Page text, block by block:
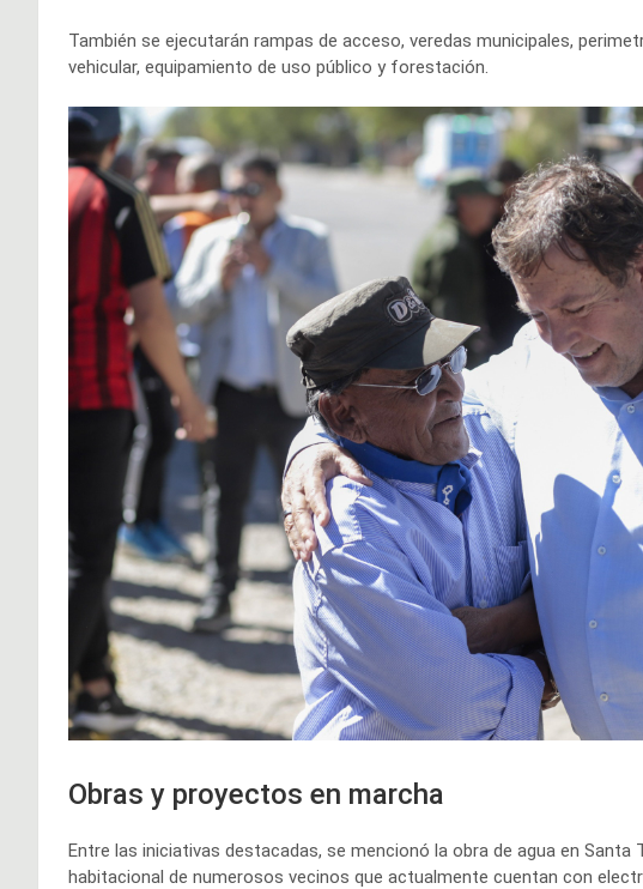
También se ejecutarán rampas de acceso, veredas municipales,
vehicular, equipamiento de uso público y forestación.
Obras y proyectos en marcha
Entre las iniciativas destacadas, se mencionó la obra de agua en Santa
habitacional de numerosos vecinos que actualmente cuentan con